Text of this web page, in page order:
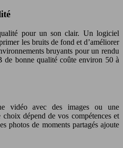
pour un son clair. Un logiciel
les bruits de fond et d’améliorer
bruyants pour un rendu
bonne qualité coûte environ 50 à
vidéo avec des images ou une
dépend de vos compétences et
photos de moments partagés ajoute